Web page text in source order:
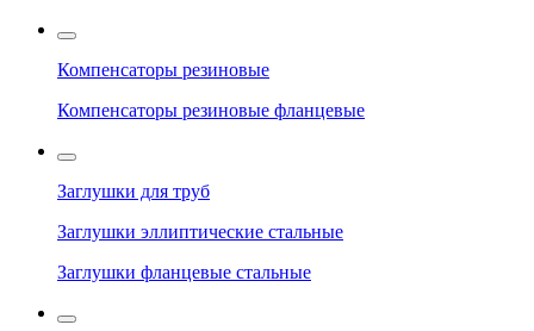
Компенсаторы резиновые
Компенсаторы резиновые фланцевые
Заглушки для труб
Заглушки эллиптические стальные
Заглушки фланцевые стальные